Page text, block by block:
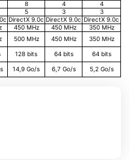
8 4
4
5 3
3
DirectX 9.0c DirectX 9.0c DirectX 9.0c
450 MHz 450 MHz
350 MHz
500 MHz 450 MHz
350 MHz
128 bits 64 bits
64 bits
14,9 Go/s 6,7 Go/s 5,2 Go/s